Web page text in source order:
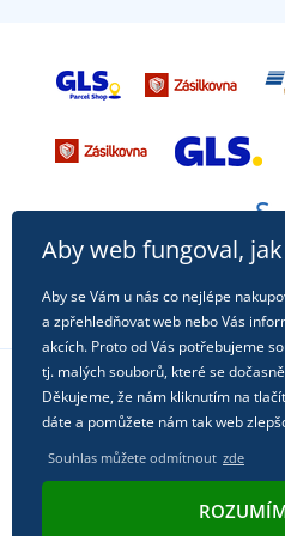
Sledujte nás na
Aby web fungoval,
Aby se Vám u nás co nejlépe
a zpřehledňovat web nebo Vás
akcích. Proto od Vás potřebujeme
tj. malých souborů, které se
Děkujeme, že nám kliknutím na
dáte a pomůžete nám tak web
Souhlas můžete odmítnout zde